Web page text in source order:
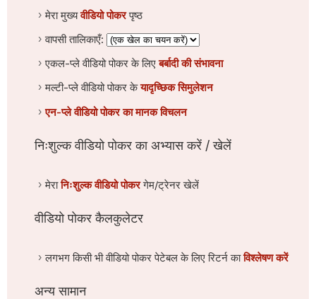
मेरा मुख्यवीडियो पोकरपृष्ठ
वापसी तालिकाएँ:
एकल-प्ले वीडियो पोकर के लिएबर्बादी की संभावना
मल्टी-प्ले वीडियो पोकर केयादृच्छिक सिमुलेशन
एन-प्ले वीडियो पोकर का मानक विचलन
निःशुल्क वीडियो पोकर का अभ्यास करें / खेलें
मेरानिःशुल्क वीडियो पोकरगेम/ट्रेनर खेलें
वीडियो पोकर कैलकुलेटर
लगभग किसी भी वीडियो पोकर पेटेबल के लिए रिटर्न काविश्लेषण करें
अन्य सामान